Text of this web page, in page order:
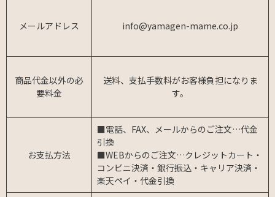
メールアドレス info@yamagen-mame.co.jp
商品代金以外の必
要料金
送料、支払手数料がお客様負担になりま
す。
お支払方法
■電話、FAX、メールからのご注文…代金
引換
■WEBからのご注文…クレジットカート・
コンビニ決済・銀行振込・キャリア決済・
楽天ペイ・代金引換